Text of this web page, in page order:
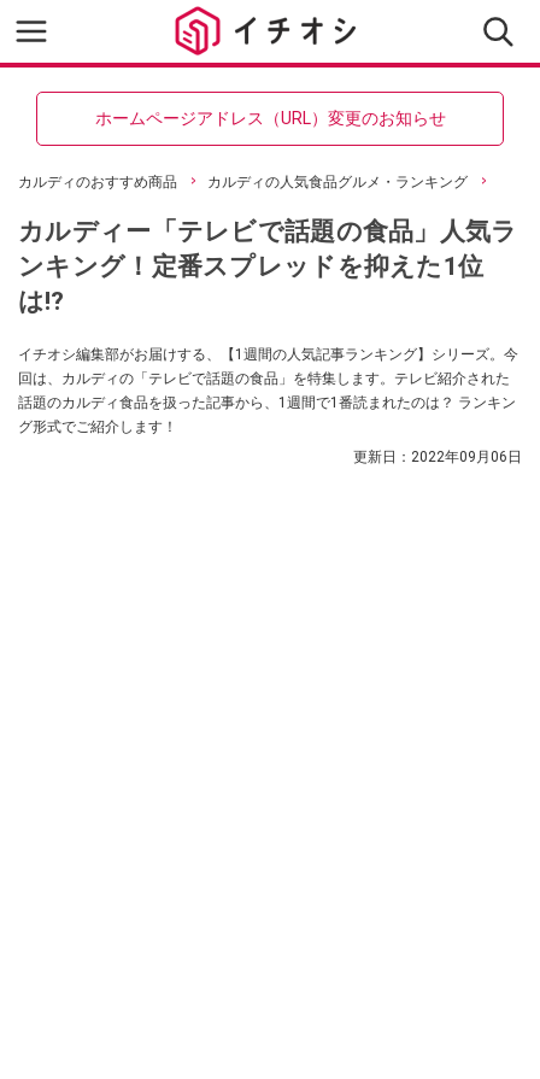
ホームページアドレス（URL）変更のお知らせ
カルディのおすすめ商品 カルディの人気食品グルメ・ランキング
カルディー「テレビで話題の食品」人気ラ
ンキング！定番スプレッドを抑えた1位
は⁉
イチオシ編集部がお届けする、【1週間の人気記事ランキング】シリーズ。今
回は、カルディの「テレビで話題の食品」を特集します。テレビ紹介された
話題のカルディ食品を扱った記事から、1週間で1番読まれたのは？ ランキン
グ形式でご紹介します！
更新日： 2022年09月06日